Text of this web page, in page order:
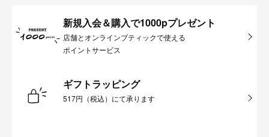
新規入会＆購入で1000pプレゼント
店舗とオンラインブティックで使える
ポイントサービス
ギフトラッピング
517円（税込）にて承ります